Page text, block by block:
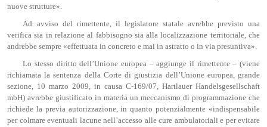
nuove strutture».
Ad avviso del rimettente, il legislatore statale avrebbe previsto una
verifica sia in relazione al fabbisogno sia alla localizzazione territoriale, che
andrebbe sempre «effettuata in concreto e mai in astratto o in via presuntiva».
Lo stesso diritto dell’Unione europea – aggiunge il rimettente – (viene
richiamata la sentenza della Corte di giustizia dell’Unione europea, grande
sezione, 10 marzo 2009, in causa C-169/07, Hartlauer Handelsgesellschaft
mbH) avrebbe giustificato in materia un meccanismo di programmazione che
richiede la previa autorizzazione, in quanto potenzialmente «indispensabile
per colmare eventuali lacune nell’accesso alle cure ambulatoriali e per evitare